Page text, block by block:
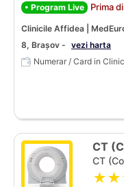
• Program Live Prima
Clinicile Affidea |
8, Brașov - vezi harta
Numerar / Card in
CT
CT